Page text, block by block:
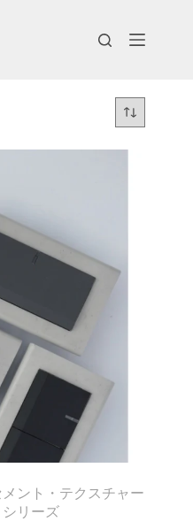
ント・テクスチャー
リーズ